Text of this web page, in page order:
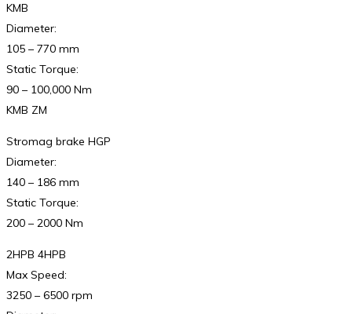
KMB
Diameter:
105 – 770 mm
Static Torque:
90 – 100,000 Nm
KMB ZM
Stromag brake HGP
Diameter:
140 – 186 mm
Static Torque:
200 – 2000 Nm
2HPB 4HPB
Max Speed:
3250 – 6500 rpm